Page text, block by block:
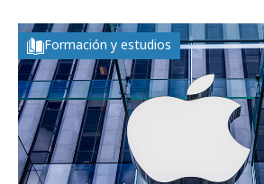
Formación y estudios